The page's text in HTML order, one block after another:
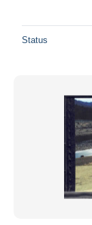
Status